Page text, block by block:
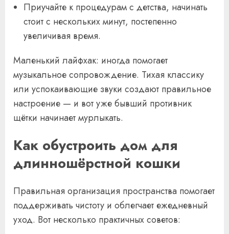
Приучайте к процедурам с детства, начинать
стоит с нескольких минут, постепенно
увеличивая время.
Маленький лайфхак: иногда помогает
музыкальное сопровождение. Тихая классику
или успокаивающие звуки создают правильное
настроение — и вот уже бывший противник
щётки начинает мурлыкать.
Как обустроить дом для
длинношёрстной кошки
Правильная организация пространства помогает
поддерживать чистоту и облегчает ежедневный
уход. Вот несколько практичных советов: